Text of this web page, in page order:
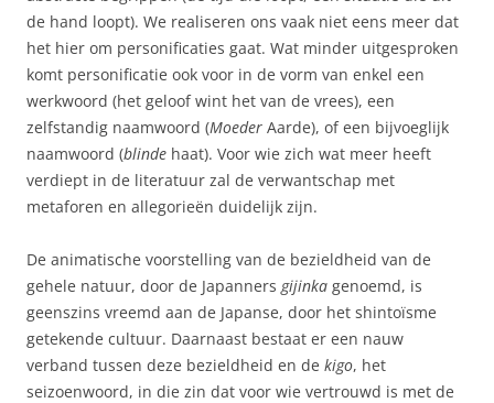
de hand loopt). We realiseren ons vaak niet eens meer dat
het hier om personificaties gaat. Wat minder uitgesproken
komt personificatie ook voor in de vorm van enkel een
werkwoord (het geloof wint het van de vrees), een
zelfstandig naamwoord (Moeder Aarde), of een bijvoeglijk
naamwoord (blinde haat). Voor wie zich wat meer heeft
verdiept in de literatuur zal de verwantschap met
metaforen en allegorieën duidelijk zijn.
De animatische voorstelling van de bezieldheid van de
gehele natuur, door de Japanners gijinka genoemd, is
geenszins vreemd aan de Japanse, door het shintoïsme
getekende cultuur. Daarnaast bestaat er een nauw
verband tussen deze bezieldheid en de kigo, het
seizoenwoord, in die zin dat voor wie vertrouwd is met de